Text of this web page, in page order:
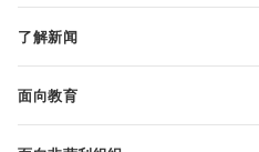
转换电子表格
了解新闻
面向教育